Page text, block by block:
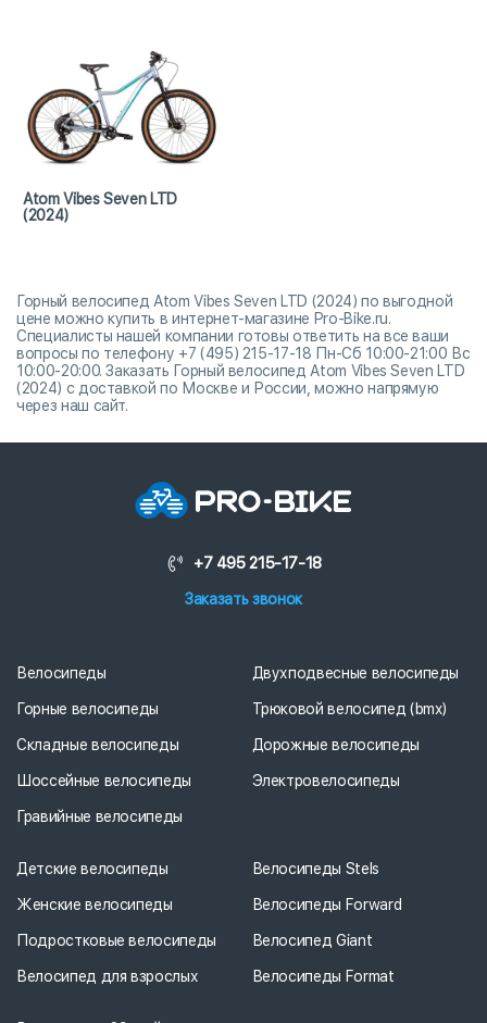
Atom Vibes Seven LTD
(2024)
Горный велосипед Atom Vibes Seven LTD (2024) по выгодной
цене можно купить в интернет-магазине Pro-Bike.ru.
Специалисты нашей компании готовы ответить на все ваши
вопросы по телефону +7 (495) 215-17-18 Пн-Сб 10:00-21:00 Вс
10:00-20:00. Заказать Горный велосипед Atom Vibes Seven LTD
(2024) с доставкой по Москве и России, можно напрямую
через наш сайт.
+7 495 215-17-18
Заказать звонок
Велосипеды
Горные велосипеды
Складные велосипеды
Шоссейные велосипеды
Гравийные велосипеды
Двухподвесные велосипеды
Трюковой велосипед (bmx)
Дорожные велосипеды
Электровелосипеды
Детские велосипеды
Женские велосипеды
Подростковые велосипеды
Велосипед для взрослых
Велосипеды Stels
Велосипеды Forward
Велосипед Giant
Велосипеды Format